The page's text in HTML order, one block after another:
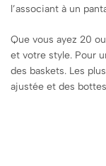
l’associant à un
Que vous ayez 20
et votre style. Pour
des baskets. Les
ajustée et des